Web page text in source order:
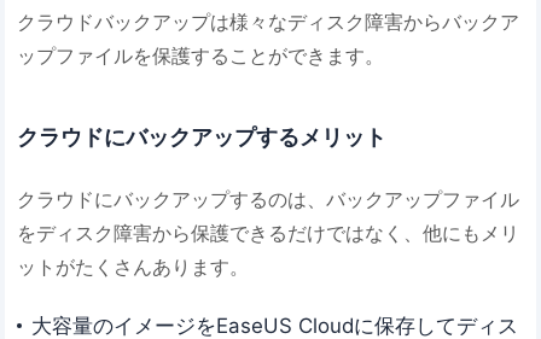
クラウドバックアップは様々なディスク障害からバックア
ップファイルを保護することができます。
クラウドにバックアップするメリット
クラウドにバックアップするのは、バックアップファイル
をディスク障害から保護できるだけではなく、他にもメリ
ットがたくさんあります。
大容量のイメージをEaseUS Cloudに保存してディス